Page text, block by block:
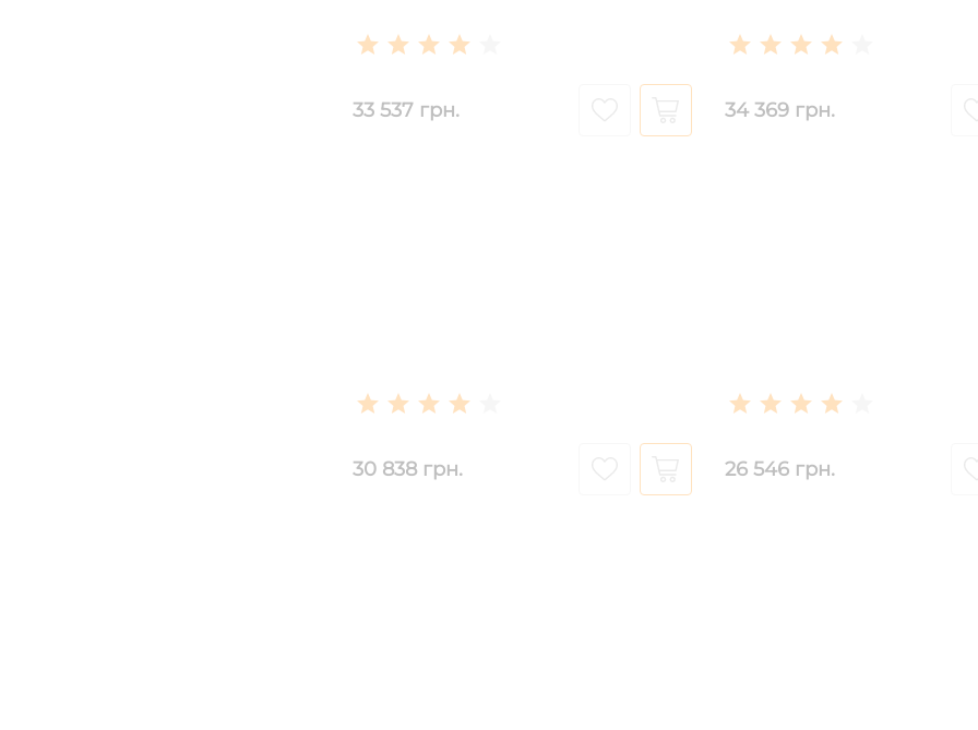
33 537 грн. 34 369 грн.
30 838 грн. 26 546 грн.